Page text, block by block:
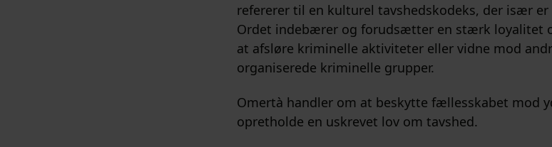
refererer til en kulturel tavshedskodeks, der især
Ordet indebærer og forudsætter en stærk loyalitet
at afsløre kriminelle aktiviteter eller vidne mod
organiserede kriminelle grupper.
Omertà handler om at beskytte fællesskabet mod
opretholde en uskrevet lov om tavshed.